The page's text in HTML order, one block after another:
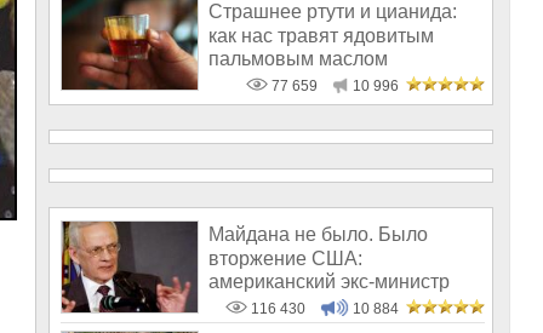
Страшнее ртути и цианида:
как нас травят ядовитым
пальмовым маслом
77 659 10 996
Майдана не было. Было
вторжение США:
американский экс-министр
написал открытое пись
116 430 10 884